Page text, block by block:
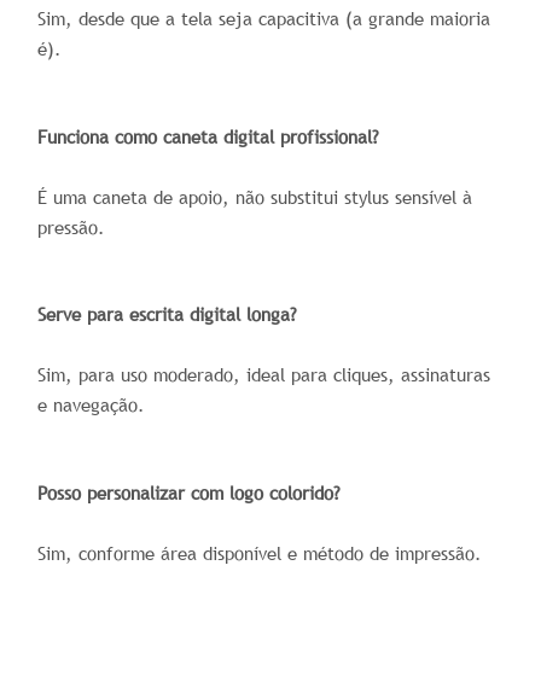
Sim, desde que a tela seja capacitiva (a grande maioria
é).
Funciona como caneta digital profissional?
É uma caneta de apoio, não substitui stylus sensível à
pressão.
Serve para escrita digital longa?
Sim, para uso moderado, ideal para cliques, assinaturas
e navegação.
Posso personalizar com logo colorido?
Sim, conforme área disponível e método de impressão.